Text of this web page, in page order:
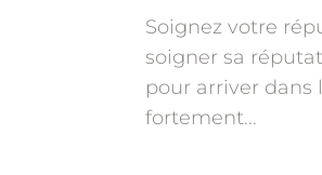
Soignez votre
soigner sa
pour arriver dans
fortement...